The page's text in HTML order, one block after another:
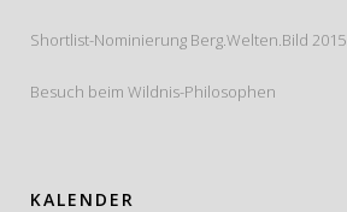
Shortlist-Nominierung Berg.Welten.Bild 2015
Besuch beim Wildnis-Philosophen
KALENDER